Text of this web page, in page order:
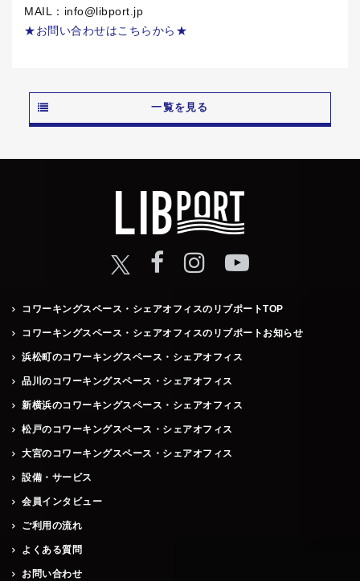
MAIL： info@libport.jp
★お問い合わせはこちらから★
一覧を見る
コワーキングスペース・シェアオフィスのリブポートTOP
コワーキングスペース・シェアオフィスのリブポートお知らせ
浜松町のコワーキングスペース・シェアオフィス
品川のコワーキングスペース・シェアオフィス
新横浜のコワーキングスペース・シェアオフィス
松戸のコワーキングスペース・シェアオフィス
大宮のコワーキングスペース・シェアオフィス
設備・サービス
会員インタビュー
ご利用の流れ
よくある質問
お問い合わせ